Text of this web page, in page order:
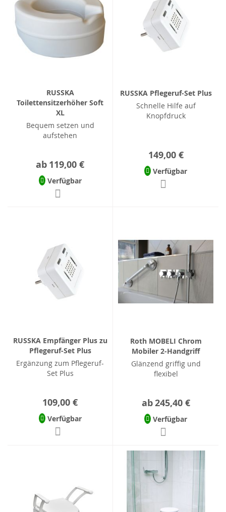
RUSSKA
Toilettensitzerhöher Soft
XL
Bequem setzen und
aufstehen
ab 119,00 €
Verfügbar
RUSSKA Pflegeruf-Set Plus
Schnelle Hilfe auf
Knopfdruck
149,00 €
Verfügbar
RUSSKA Empfänger Plus zu
Pflegeruf-Set Plus
Ergänzung zum Pflegeruf-
Set Plus
109,00 €
Verfügbar
Roth MOBELI Chrom
Mobiler 2-Handgriff
Glänzend griffig und
flexibel
ab245,40 €
Verfügbar